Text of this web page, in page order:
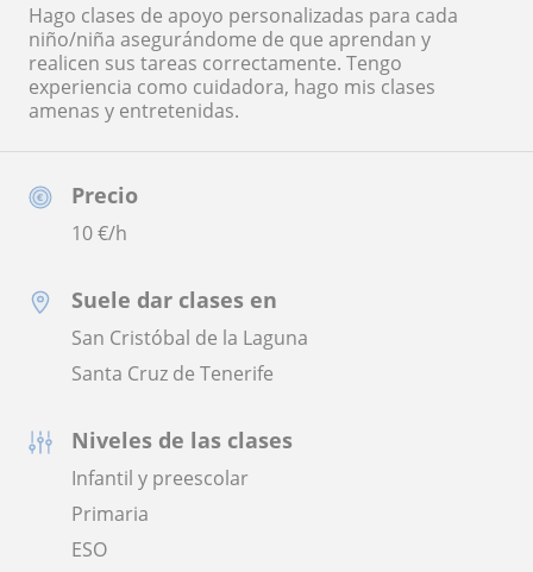
Precio
10€/h
Suele dar clases en
San Cristóbal de la Laguna
Santa Cruz de Tenerife
Niveles de las clases
Infantil y preescolar
Primaria
ESO
Hago clases de apoyo personalizadas para cada
niño/niña asegurándome de que aprendan y
realicen sus tareas correctamente. Tengo
experiencia como cuidadora, hago mis clases
amenas y entretenidas.